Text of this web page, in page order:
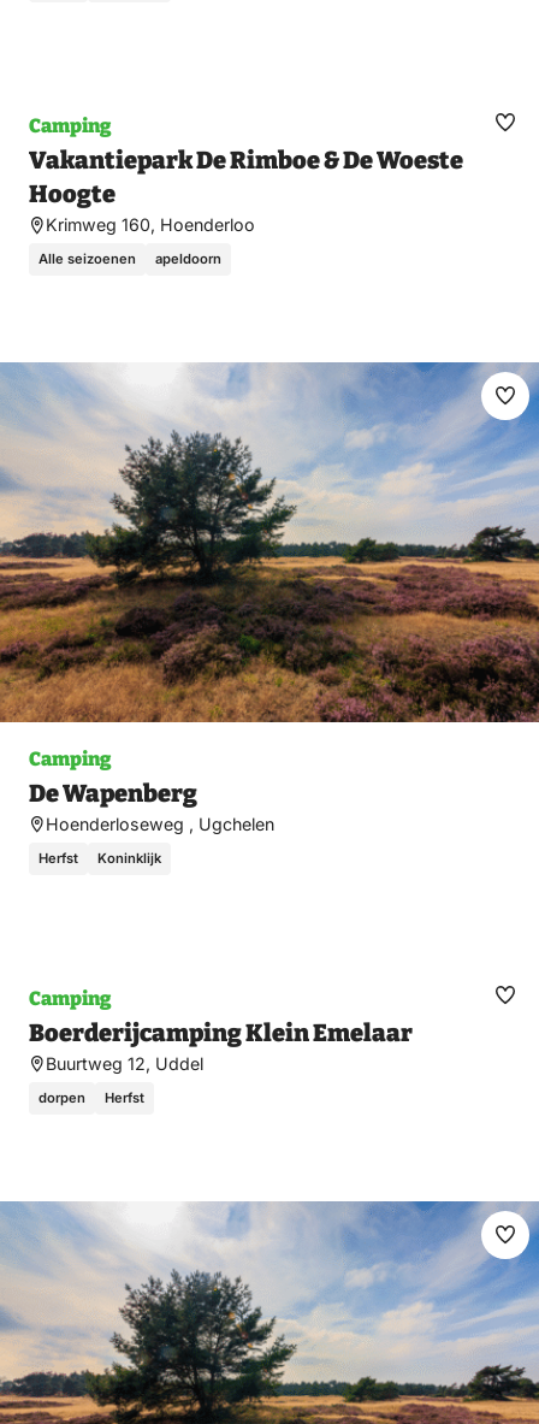
Camping
Vakantiepark De Rimboe & De Woeste
Hoogte
Krimweg 160, Hoenderloo
Alle seizoenen apeldoorn
Camping
De Wapenberg
Hoenderloseweg , Ugchelen
Herfst Koninklijk
Camping
Boerderijcamping Klein Emelaar
Buurtweg 12, Uddel
dorpen Herfst